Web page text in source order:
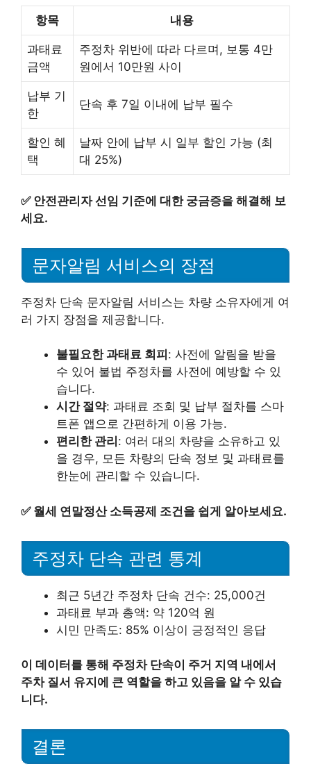
항목 내용
과태료
금액
주정차 위반에 따라 다르며, 보통 4만
원에서 10만원 사이
납부 기
한
단속 후 7일 이내에 납부 필수
할인 혜
택
날짜 안에 납부 시 일부 할인 가능 (최
대 25%)
✅ 안전관리자 선임 기준에 대한 궁금증을 해결해 보
세요.
문자알림 서비스의 장점
주정차 단속 문자알림 서비스는 차량 소유자에게 여
러 가지 장점을 제공합니다.
불필요한 과태료 회피 : 사전에 알림을 받을
수 있어 불법 주정차를 사전에 예방할 수 있
습니다.
시간 절약: 과태료 조회 및 납부 절차를 스마
트폰 앱으로 간편하게 이용 가능.
편리한 관리 : 여러 대의 차량을 소유하고 있
을 경우, 모든 차량의 단속 정보 및 과태료를
한눈에 관리할 수 있습니다.
✅ 월세 연말정산 소득공제 조건을 쉽게 알아보세요.
주정차 단속 관련 통계
최근 5년간 주정차 단속 건수: 25,000건
과태료 부과 총액: 약 120억 원
시민 만족도: 85% 이상이 긍정적인 응답
이 데이터를 통해 주정차 단속이 주거 지역 내에서
주차 질서 유지에 큰 역할을 하고 있음을 알 수 있습
니다.
결론